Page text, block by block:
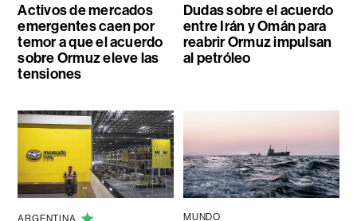
Activos de mercados
emergentes caen por
temor a que el acuerdo
sobre Ormuz eleve las
tensiones
Dudas sobre el acuerdo
entre Irán y Omán para
reabrir Ormuz impulsan
al petróleo
ARGENTINA MUNDO